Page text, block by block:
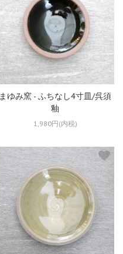
まゆみ窯 - ふちなし4寸皿/呉須
釉
1,980円(内税)